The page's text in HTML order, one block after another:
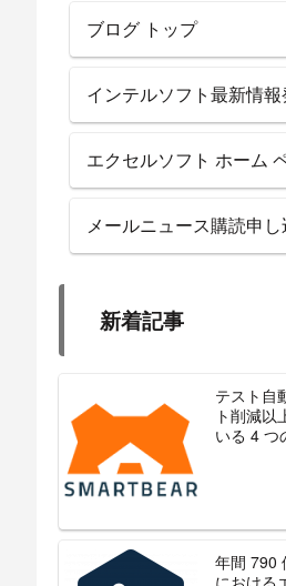
ブログ トップ
インテルソフト最新情
エクセルソフト ホーム
メールニュース購読申
新着記事
テスト自
ト削減以
いる 4 つ
年間 790
における